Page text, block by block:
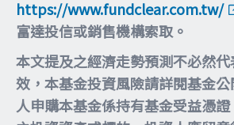
https://www.fundclear.com.tw/
富達投信或銷售機構索取。
本文提及之經濟走勢預測不必然
效，本基金投資風險請詳閱基金
人申購本基金係持有基金受益憑